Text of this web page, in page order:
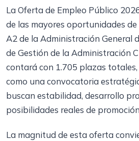
La Oferta de Empleo Público
de las mayores oportunidades
A2 de la Administración General
de Gestión de la Administración
contará con 1.705 plazas
como una convocatoria
buscan estabilidad, desarrollo
posibilidades reales de
La magnitud de esta oferta